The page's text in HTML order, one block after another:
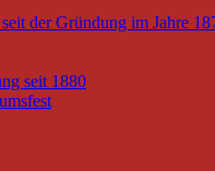
der Gründung im Jahre
seit 1880